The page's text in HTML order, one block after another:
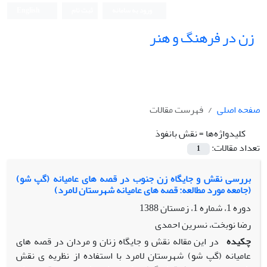
زن در فرهنگ و هنر
صفحه اصلی
فهرست مقالات
کلیدواژه‌ها =نقش بانفوذ
تعداد مقالات:
1
بررسی نقش و جایگاه زن جنوب در قصه های عامیانه (گپ شو)
(جامعه مورد مطالعه: قصه های عامیانه شهرستان لامرد)
دوره 1، شماره 1، زمستان 1388
رضا نوبخت، نسرین احمدی
چکیده در این مقاله نقش و جایگاه زنان و مردان در قصه های
عامیانه (گپ شو) شهرستان لامرد با استفاده از نظریه ی نقش